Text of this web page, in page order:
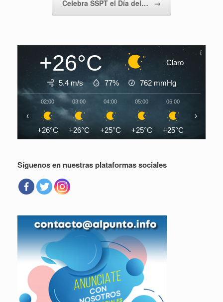
Celebra SSPT el Día del… →
+26°C Claro
5.4 m/s 77% 762 mmHg
02:00
+26°C
03:00
+26°C
04:00
+25°C
05:00
+25°C
06:00
+25°C
‹ ›
Síguenos en nuestras plataformas sociales